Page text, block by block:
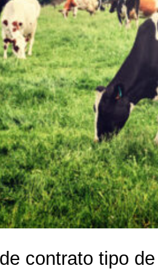
contrato tipo